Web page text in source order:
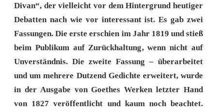
Divan“, der vielleicht vor dem Hintergrund heutiger
Debatten nach wie vor interessant ist. Es gab zwei
Fassungen. Die erste erschien im Jahr 1819 und stieß
beim Publikum auf Zurückhaltung, wenn nicht auf
Unverständnis. Die zweite Fassung – überarbeitet
und um mehrere Dutzend Gedichte erweitert, wurde
in der Ausgabe von Goethes Werken letzter Hand
von 1827 veröffentlicht und kaum noch beachtet.